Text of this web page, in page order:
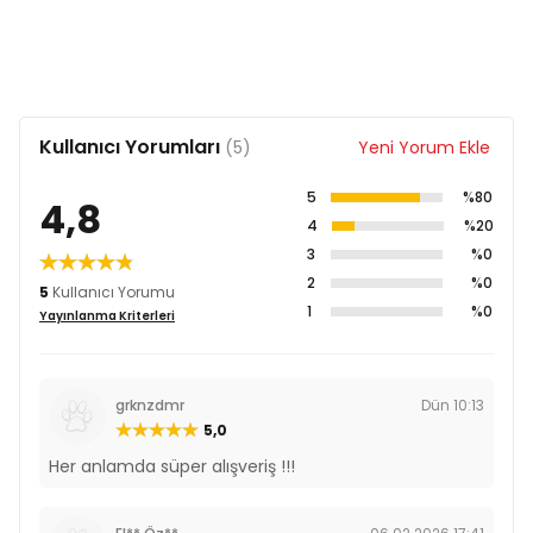
Antioksidanlar
Kullanıcı Yorumları (5) Yeni Yorum Ekle
4,8
5 Kullanıcı Yorumu
Yayınlanma Kriterleri
5
%80
4
%20
3
%0
2
%0
1
%0
grknzdmr
Dün 10:13
5,0
Her anlamda süper alışveriş !!!